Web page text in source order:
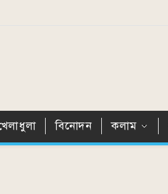
বিনোদন কলাম